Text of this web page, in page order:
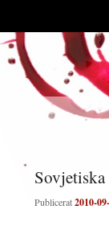
Publicerat2010-